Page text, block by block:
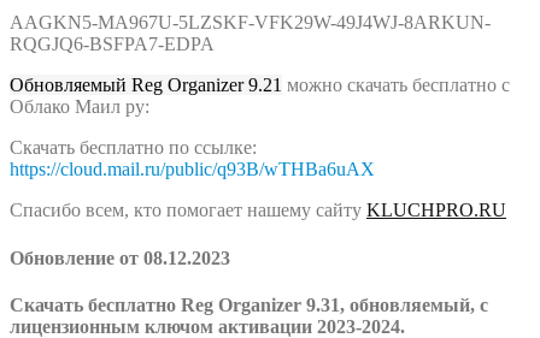
AAGKN5-MA967U-5LZSKF-VFK29W-49J4WJ-8ARKUN-
RQGJQ6-BSFPA7-EDPA
Обновляемый Reg Organizer 9.21 можно скачать бесплатно с
Облако Маил ру:
Скачать бесплатно по ссылке:
https://cloud.mail.ru/public/q93B/wTHBa6uAX
Спасибо всем, кто помогает нашему сайту KLUCHPRO.RU
Обновление от 08.12.2023
Скачать бесплатно Reg Organizer 9.31, обновляемый, c
лицензионным ключом активации 2023-2024.